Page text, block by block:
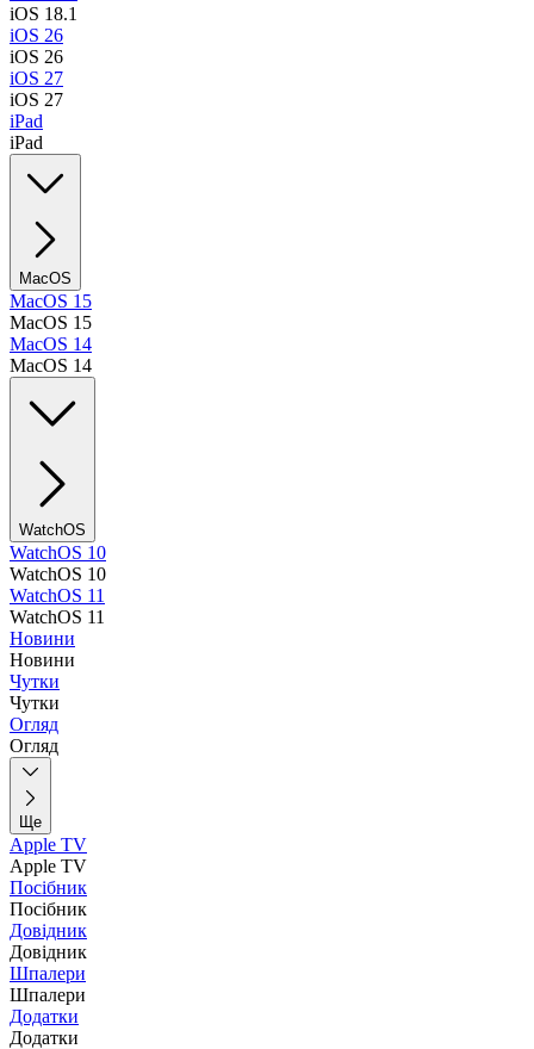
iOS 18.1
iOS 26
iOS 26
iOS 27
iOS 27
iPad
iPad
MacOS
MacOS 15
MacOS 15
MacOS 14
MacOS 14
WatchOS
WatchOS 10
WatchOS 10
WatchOS 11
WatchOS 11
Новини
Новини
Чутки
Чутки
Огляд
Огляд
Ще
Apple TV
Apple TV
Посібник
Посібник
Довідник
Довідник
Шпалери
Шпалери
Додатки
Додатки